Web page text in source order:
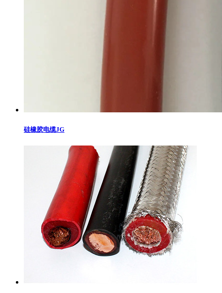
硅橡胶电缆JG